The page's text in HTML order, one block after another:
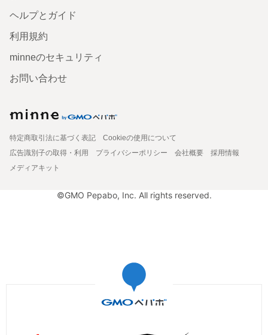
ヘルプとガイド
利用規約
minneのセキュリティ
お問い合わせ
特定商取引法に基づく表記
Cookieの使用について
広告識別子の取得・利用
プライバシーポリシー 会社概要
採用情報
メディアキット
©GMO Pepabo, Inc. All rights reserved.